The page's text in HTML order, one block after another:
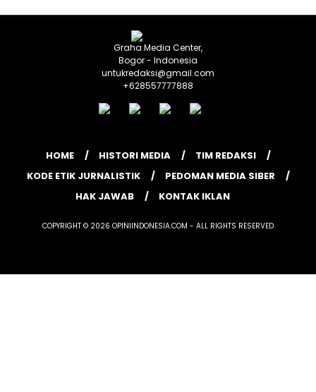
Graha Media Center,
Bogor - Indonesia
untukredaksi@gmail.com
+628557777888
HOME HISTORI MEDIA
TIM REDAKSI
KODE ETIK JURNALISTIK
PEDOMAN MEDIA SIBER
HAK JAWAB
KONTAK IKLAN
COPYRIGHT © 2026 OPINIINDONESIA.COM - ALL RIGHTS RESERVED